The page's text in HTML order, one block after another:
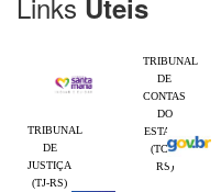
Úteis
TRIBUNAL
DE
CONTAS
DO
ESTADO
(TCE-
RS)
TRIBUNAL
DE
JUSTIÇA
(TJ-RS)